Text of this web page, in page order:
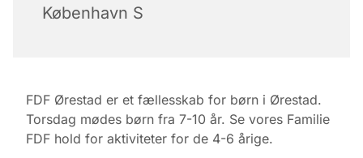
København S
FDF Ørestad er et fællesskab for børn i Ørestad.
Torsdag mødes børn fra 7-10 år. Se vores Familie
FDF hold for aktiviteter for de 4-6 årige.